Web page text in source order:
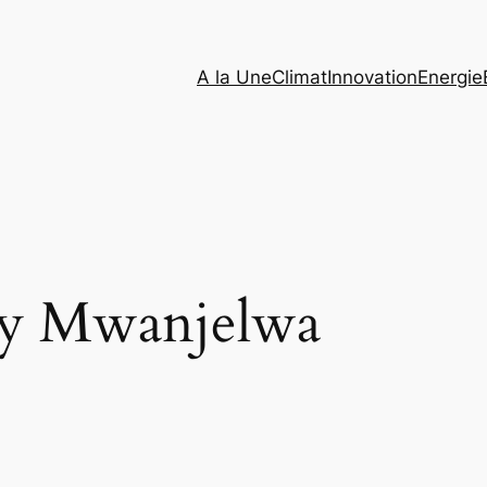
A la UneClimatInnovationEnergie
Mwanjelwa